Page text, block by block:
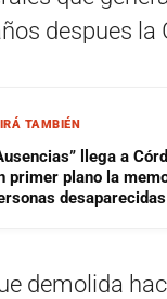
despues la
TAMBIÉN
llega a
primer plano la
desaparecidas
demolida